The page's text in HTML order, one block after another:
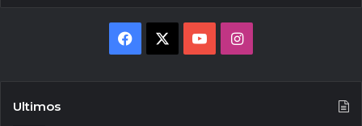
Facebook YouTubeInstagram
Ultimos